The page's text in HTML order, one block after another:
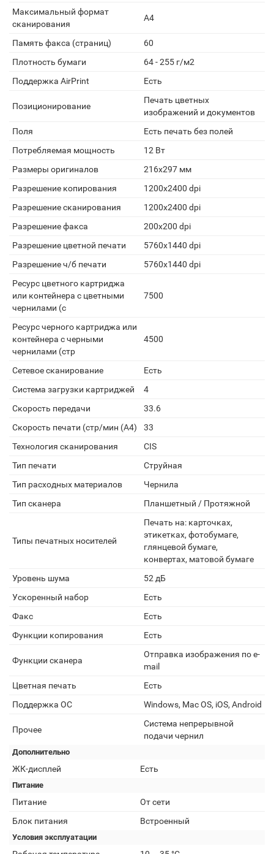
Максимальный формат
сканирования
A4
Память факса (страниц)
60
Плотность бумаги
64 - 255 г/м2
Поддержка AirPrint
Есть
Позиционирование
Печать цветных
изображений и документов
Поля
Есть печать без полей
Потребляемая мощность
12 Вт
Размеры оригиналов
216x297 мм
Разрешение копирования
1200x2400 dpi
Разрешение сканирования
1200x2400 dpi
Разрешение факса
200x200 dpi
Разрешение цветной печати
5760x1440 dpi
Разрешение ч/б печати
5760x1440 dpi
Ресурс цветного картриджа
или контейнера с цветными
чернилами (с
7500
Ресурс черного картриджа или
контейнера с черными
чернилами (стр
4500
Сетевое сканирование
Есть
Система загрузки картриджей
4
Скорость передачи
33.6
Скорость печати (стр/мин (A4)
33
Технология сканирования
CIS
Тип печати
Струйная
Тип расходных материалов
Чернила
Тип сканера
Планшетный / Протяжной
Типы печатных носителей
Печать на: карточках,
этикетках, фотобумаге,
глянцевой бумаге,
конвертах, матовой бумаге
Уровень шума
52 дБ
Ускоренный набор
Есть
Факс
Есть
Функции копирования
Есть
Функции сканера
Отправка изображения по e-
mail
Цветная печать
Есть
Поддержка ОС
Windows, Mac OS, iOS, Android
Прочее
Система непрерывной
подачи чернил
Дополнительно
ЖК-дисплей Есть
Питание
Питание
От сети
Блок питания
Встроенный
Условия эксплуатации